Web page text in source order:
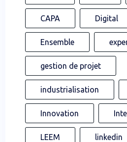
CAPA Digital
Ensemble
gestion de projet
industrialisation
Innovation
LEEM linkedin